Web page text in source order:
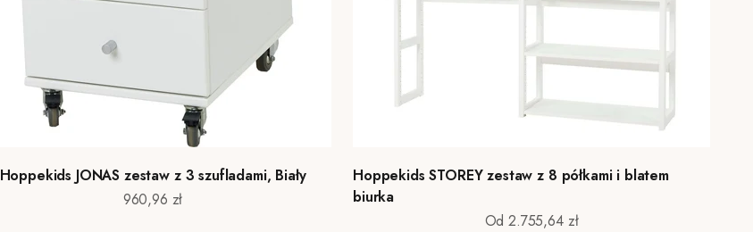
Hoppekids JONAS zestaw z 3 szufladami, Biały
Cena promocyjna
960,96 zł
Hoppekids STOREY zestaw z 8 półkami i blatem
biurka
Cena promocyjna
Od 2.755,64 zł